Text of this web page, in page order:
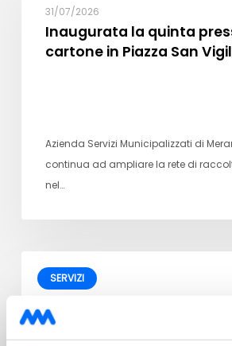
31/07/2026
Inaugurata la quinta
cartone in Piazza San
Azienda Servizi Municipalizzati di
continua ad ampliare la rete di
nel…
SERVIZI
29/07/2026
Raccolta mobile dei